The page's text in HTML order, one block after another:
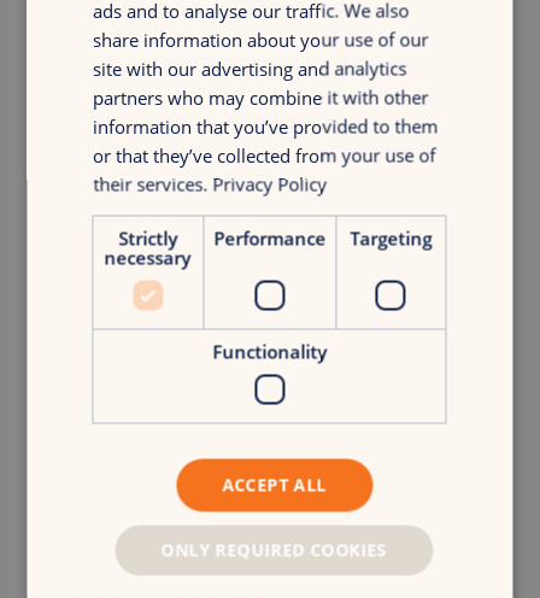
duidelijke richting. Voordat je weer een tool aan je stack
toevoegt, vraag jezelf af: welke beslissing neemt deze tool
sneller of slimmer?
En onthoud: automatisering werkt alleen als je de juiste
input hebt. Zonder first-party data heeft je GPS geen
signaal. Tools zoals Billy Grace helpen merken deze data te
ontsluiten en realtime beslissingen te nemen.
Maar verwar het gereedschap nooit met de strategie. Jouw
strategie bepaalt de bestemming. Technologie helpt je er
alleen sneller te komen.
Probeer dit:Creëer deze maand één first-party data asset.
Een quiz, een stuk gated content of een loyaliteitsvoordeel
Schakel een versnelling hoger: drie tactische
stappen die je deze maand kunt zetten
Start één test-en-leer cyclus. Vervang een statische
campagne door een flexibel budget en dagelijkse check-
ads and to analyse our traffic. We also
share information about your use of our
site with our advertising and analytics
partners who may combine it with other
information that you’ve provided to them
or that they’ve collected from your use of
their services. Privacy Policy
Strictly
necessary
Performance Targeting
Functionality
ACCEPT ALL
ONLY REQUIRED COOKIES